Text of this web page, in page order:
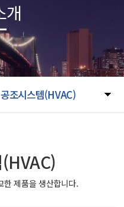
공조시스템(HVAC)
개
한 제품을 생산합니다.